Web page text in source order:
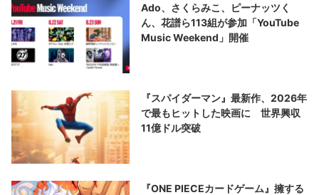
Ado、さくらみこ、ピーナッツく
ん、花譜ら113組が参加「YouTube
Music Weekend」開催
『スパイダーマン』最新作、2026年
で最もヒットした映画に 世界興収
11億ドル突破
『ONE PIECEカードゲーム』擁する